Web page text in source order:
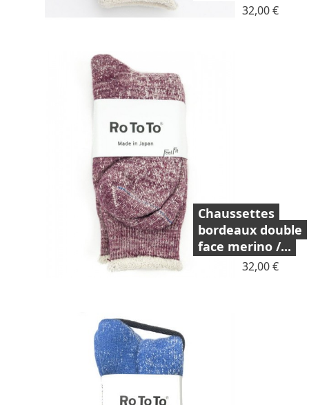
Prix
32,00 €
Chaussettes
bordeaux double
face merino /...
Prix
32,00 €